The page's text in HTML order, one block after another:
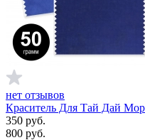
нет отзывов
Краситель Для Тай Дай
350 руб.
800 руб.